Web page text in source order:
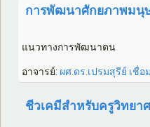
การพัฒนาศักยภาพมนุ
แนวทางการพัฒนาตน
อาจารย์: ผศ.ดร.เปรมสุรีย์ เชื่อ
ชีวเคมีสำหรับครูวิทยา